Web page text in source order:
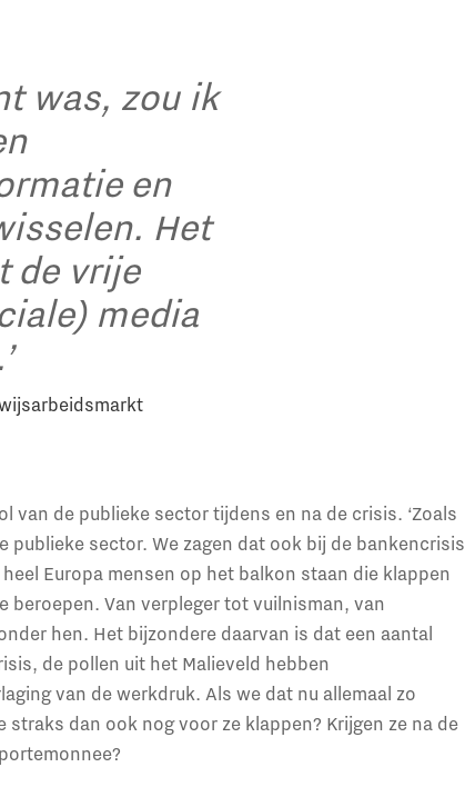
was, zou ik
en
Het
de vrije
media
van de publieke sector tijdens en na de crisis. ‘Zoals
sector. We zagen dat ook bij de bankencrisis
Europa mensen op het balkon staan die klappen
beroepen. Van verpleger tot vuilnisman, van
hen. Het bijzondere daarvan is dat een aantal
de pollen uit het Malieveld hebben
van de werkdruk. Als we dat nu allemaal zo
dan ook nog voor ze klappen? Krijgen ze na de